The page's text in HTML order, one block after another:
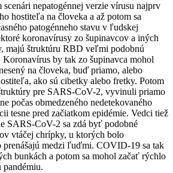
nepatogénnej verzie vírusu najprv
hostiteľa na človeka a až potom sa
patogénneho stavu v ľudskej
koronavírusy zo šupinavcov a iných
majú štruktúru RBD veľmi podobnú
by tak zo šupinavca mohol
na človeka, buď priamo, alebo
ako sú cibetky alebo fretky. Potom
pre SARS-CoV-2, vyvinuli priamo
počas obmedzeného nedetekovaného
tesne pred začiatkom epidémie. Vedci tiež
SARS-CoV-2 sa zdá byť podobné
vtáčej chrípky, u ktorých bolo
prenášajú medzi ľuďmi. COVID-19 sa tak
bunkách a potom sa mohol začať rýchlo
pandémiu.